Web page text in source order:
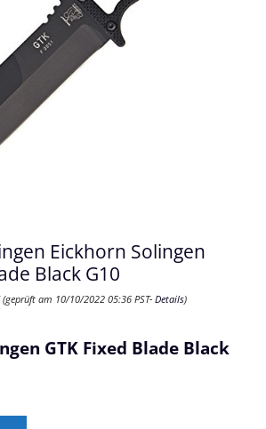
Eickhorn Solingen
Black G10
(geprüft am 10/10/2022 05:36 PST- Details)
GTK Fixed Blade Black